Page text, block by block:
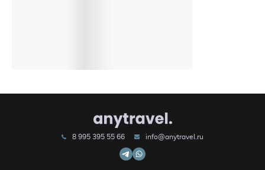
8 995 395 55 66 info@anytravel.ru